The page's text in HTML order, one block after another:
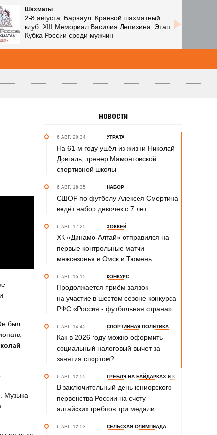
Шахматы
2-8 августа. Барнаул. Краевой шахматный
клуб. XIII Мемориал Василия Лепихина. Этап
Кубка России среди мужчин
был
Музыка
НОВОСТИ
6 АВГ. 20:34 УТРАТА
На 61-м году ушёл из жизни Николай
Довгаль, тренер Мамонтовской
спортивной школы
6 АВГ. 18:35 НАБОР
СШОР по футболу Алексея Смертина
ведёт набор девочек с 7 лет
6 АВГ. 17:25 ХОККЕЙ
ХК «Динамо-Алтай» отправился на
первые контрольные матчи
межсезонья в Омск и Тюмень
6 АВГ. 15:15 КОНКУРС
Продолжается приём заявок
на участие в шестом сезоне конкурса
РФС «Россия - футбольная страна»
6 АВГ. 14:45 СПОРТИВНАЯ ПОЛИТИКА
Как в 2026 году можно оформить
социальный налоговый вычет за
занятия спортом?
6 АВГ. 12:55 ГРЕБЛЯ НА БАЙДАРКАХ И КАНОЭ
В заключительный день юниорского
первенства России на счету
алтайских гребцов три медали
6 АВГ. 12:53 СЕЛЬСКАЯ ОЛИМПИАДА